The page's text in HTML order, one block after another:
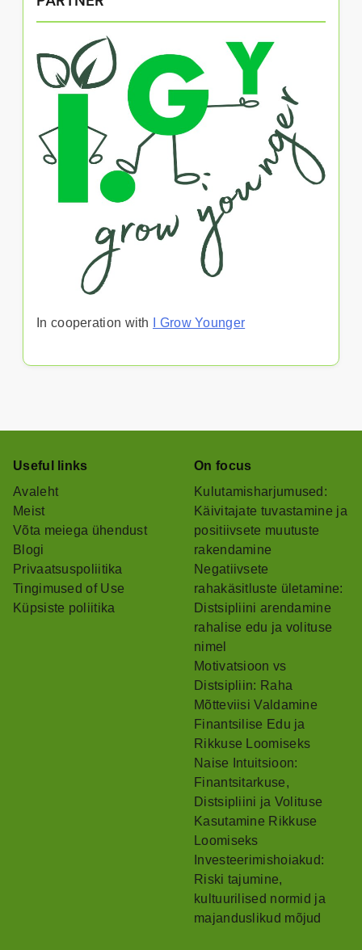
In cooperation with I Grow Younger
Useful links
Avaleht
Meist
Võta meiega ühendust
Blogi
Privaatsuspoliitika
Tingimused of Use
Küpsiste poliitika
On focus
Kulutamisharjumused:
Käivitajate tuvastamine ja
positiivsete muutuste
rakendamine
Negatiivsete
rahakäsitluste ületamine:
Distsipliini arendamine
rahalise edu ja volituse
nimel
Motivatsioon vs
Distsipliin: Raha
Mõtteviisi Valdamine
Finantsilise Edu ja
Rikkuse Loomiseks
Naise Intuitsioon:
Finantsitarkuse,
Distsipliini ja Volituse
Kasutamine Rikkuse
Loomiseks
Investeerimishoiakud:
Riski tajumine,
kultuurilised normid ja
majanduslikud mõjud